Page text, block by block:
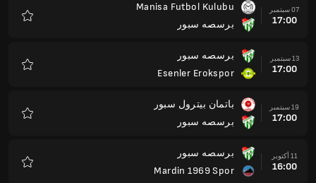
07 سبتمبر
17:00
Manisa Futbol Kulubu
برسصه سبور
13 سبتمبر
17:00
برسصه سبور
Esenler Erokspor
19 سبتمبر
17:00
باتمان بيترول سبور
برسصه سبور
11 أكتوبر
16:00
برسصه سبور
Mardin 1969 Spor